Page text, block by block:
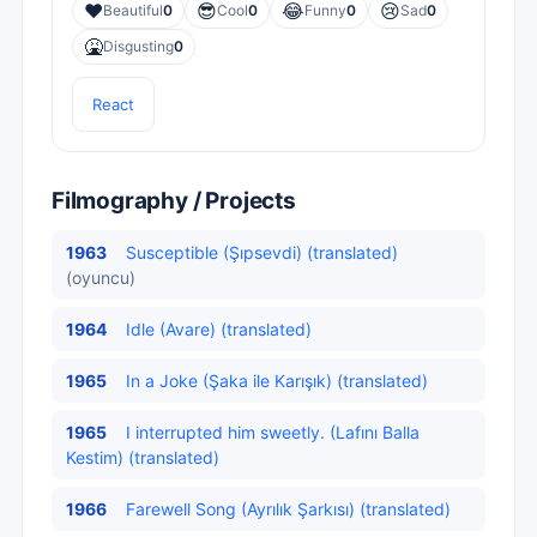
❤️Beautiful0 😎Cool0 😂Funny0 😢Sad0
🤮Disgusting0
React
Filmography / Projects
1963
Susceptible (Şıpsevdi) (translated)
(oyuncu)
1964 Idle (Avare) (translated)
1965 In a Joke (Şaka ile Karışık) (translated)
1965
I interrupted him sweetly. (Lafını Balla
Kestim) (translated)
1966 Farewell Song (Ayrılık Şarkısı) (translated)